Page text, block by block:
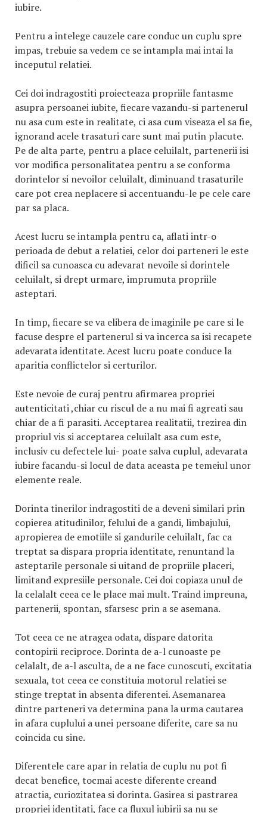
iubire.
Pentru a intelege cauzele care conduc un cuplu spre
impas, trebuie sa vedem ce se intampla mai intai la
inceputul relatiei.
Cei doi indragostiti proiecteaza propriile fantasme
asupra persoanei iubite, fiecare vazandu-si partenerul
nu asa cum este in realitate, ci asa cum viseaza el sa fie,
ignorand acele trasaturi care sunt mai putin placute.
Pe de alta parte, pentru a place celuilalt, partenerii isi
vor modifica personalitatea pentru a se conforma
dorintelor si nevoilor celuilalt, diminuand trasaturile
care pot crea neplacere si accentuandu-le pe cele care
par sa placa.
Acest lucru se intampla pentru ca, aflati intr-o
perioada de debut a relatiei, celor doi parteneri le este
dificil sa cunoasca cu adevarat nevoile si dorintele
celuilalt, si drept urmare, imprumuta propriile
asteptari.
In timp, fiecare se va elibera de imaginile pe care si le
facuse despre el partenerul si va incerca sa isi recapete
adevarata identitate. Acest lucru poate conduce la
aparitia conflictelor si certurilor.
Este nevoie de curaj pentru afirmarea propriei
autenticitati ,chiar cu riscul de a nu mai fi agreati sau
chiar de a fi parasiti. Acceptarea realitatii, trezirea din
propriul vis si acceptarea celuilalt asa cum este,
inclusiv cu defectele lui- poate salva cuplul, adevarata
iubire facandu-si locul de data aceasta pe temeiul unor
elemente reale.
Dorinta tinerilor indragostiti de a deveni similari prin
copierea atitudinilor, felului de a gandi, limbajului,
apropierea de emotiile si gandurile celuilalt, fac ca
treptat sa dispara propria identitate, renuntand la
asteptarile personale si uitand de propriile placeri,
limitand expresiile personale. Cei doi copiaza unul de
la celalalt ceea ce le place mai mult. Traind impreuna,
partenerii, spontan, sfarsesc prin a se asemana.
Tot ceea ce ne atragea odata, dispare datorita
contopirii reciproce. Dorinta de a-l cunoaste pe
celalalt, de a-l asculta, de a ne face cunoscuti, excitatia
sexuala, tot ceea ce constituia motorul relatiei se
stinge treptat in absenta diferentei. Asemanarea
dintre parteneri va determina pana la urma cautarea
in afara cuplului a unei persoane diferite, care sa nu
coincida cu sine.
Diferentele care apar in relatia de cuplu nu pot fi
decat benefice, tocmai aceste diferente creand
atractia, curiozitatea si dorinta. Gasirea si pastrarea
propriei identitati, face ca fluxul iubirii sa nu se